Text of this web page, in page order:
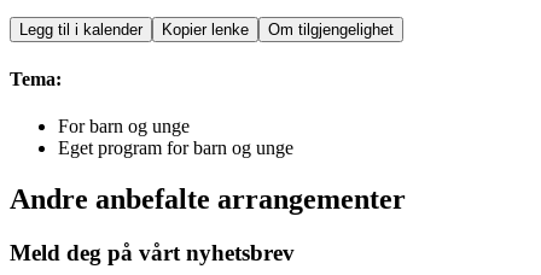
Legg til i kalender Kopier lenke Om tilgjengelighet
Tema:
For barn og unge
Eget program for barn og unge
Andre anbefalte arrangementer
Meld deg på vårt nyhetsbrev